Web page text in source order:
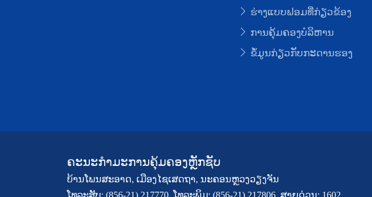
ຮ່າງແບບຟອມທີ່ກ່ຽວຂ້ອງ
ການຄຸ້ມຄອງບໍລິຫານ
ຂໍ້ມູນກ່ຽວກັບກະດານຮອງ
ຄະນະກຳມະການຄຸ້ມຄອງຫຼັກຊັບ
ບ້ານໂພນສະອາດ, ເມືອງໄຊເສດຖາ, ນະຄອນຫຼວງວຽງຈັນ
ໂທລະສັບ: (856-21) 217770, ໂທລະພິມ: (856-21) 217806, ສາຍດ່ວນ: 1602